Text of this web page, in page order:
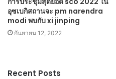
อุซเบกิสถานจะ pm narendra
modi พบกับ xi jinping
กันยายน 12, 2022
Recent Posts